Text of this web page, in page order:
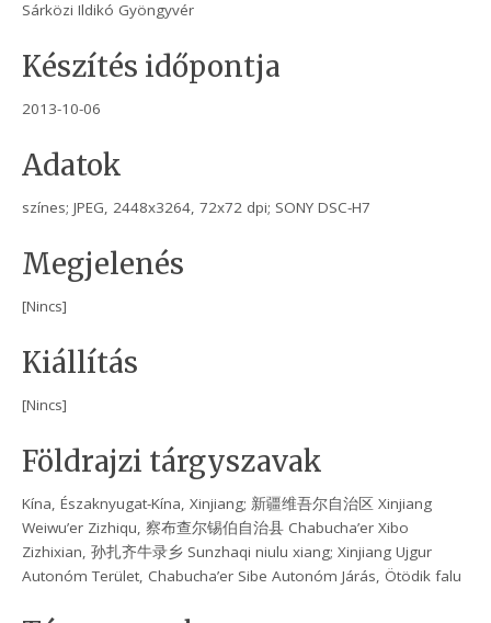
Sárközi Ildikó Gyöngyvér
Készítés időpontja
2013-10-06
Adatok
színes; JPEG, 2448x3264, 72x72 dpi; SONY DSC-H7
Megjelenés
[Nincs]
Kiállítás
[Nincs]
Földrajzi tárgyszavak
Kína, Északnyugat-Kína, Xinjiang; 新疆维吾尔自治区 Xinjiang
Weiwu’er Zizhiqu, 察布查尔锡伯自治县 Chabucha’er Xibo
Zizhixian, 孙扎齐牛录乡 Sunzhaqi niulu xiang; Xinjiang Ujgur
Autonóm Terület, Chabucha’er Sibe Autonóm Járás, Ötödik falu